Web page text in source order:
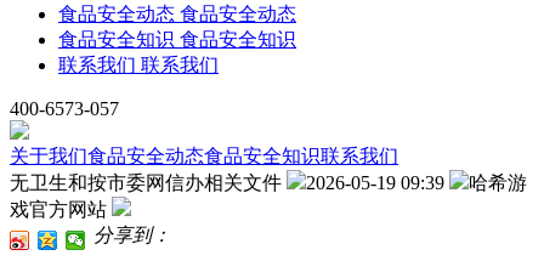
食品安全动态 食品安全动态
食品安全知识 食品安全知识
联系我们 联系我们
400-6573-057
关于我们食品安全动态食品安全知识联系我们
无卫生和按市委网信办相关文件
2026-05-19 09:39
哈希游
戏官方网站
分享到：